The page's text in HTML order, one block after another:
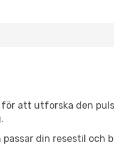
för att utforska den
din resestil och